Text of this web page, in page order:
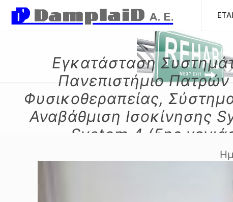
Εγκατάσταση
Πανεπιστήμιο
Φυσικοθεραπείας,
Αναβάθμιση Ισοκίνησης
System 4 (5ης
Εργοσπιρομετρικό